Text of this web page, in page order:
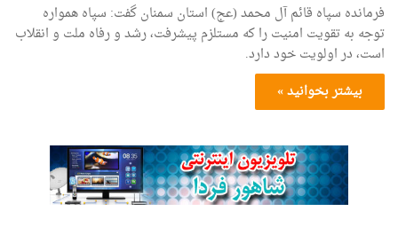
فرمانده سپاه قائم آل محمد (عج) استان سمنان گفت: سپاه همواره
توجه به تقویت امنیت را که مستلزم پیشرفت، رشد و رفاه ملت و انقلاب
است، در اولویت خود دارد.
بیشتر بخوانید »